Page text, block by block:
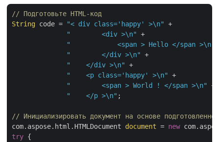
// Подготовьте HTML-код
String code = "< div class='happy' >\n"
+
"        <div >\n"
+
"            <span > Hello </span >\n"
"        </div >\n"
+
"    </div >\n"
+
"    <p class='happy' >\n"
+
"        <span > World ! </span >\n"
+
"    </p >\n" ;
// Инициализировать документ на основе
com.aspose.html.HTMLDocument document = new
try {